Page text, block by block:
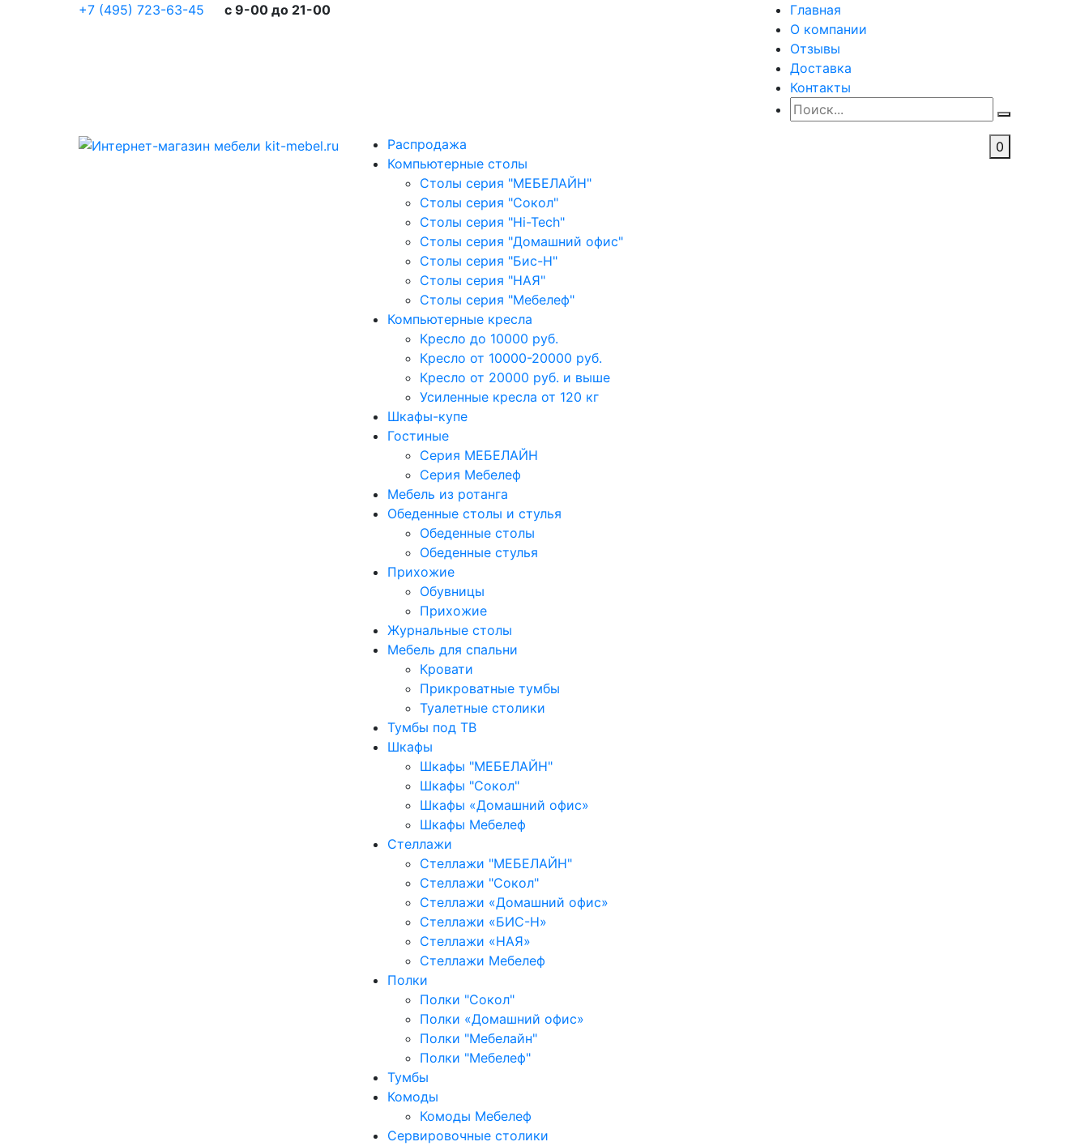
+7 (495) 723-63-45 c 9-00 до 21-00
Главная
О компании
Отзывы
Доставка
Контакты
Распродажа
Компьютерные столы
Столы серия "МЕБЕЛАЙН"
Столы серия "Сокол"
Столы серия "Hi-Tech"
Столы серия "Домашний офис"
Столы серия "Бис-Н"
Столы серия "НАЯ"
Столы серия "Мебелеф"
Компьютерные кресла
Кресло до 10000 руб.
Кресло от 10000-20000 руб.
Кресло от 20000 руб. и выше
Усиленные кресла от 120 кг
Шкафы-купе
Гостиные
Серия МЕБЕЛАЙН
Серия Мебелеф
Мебель из ротанга
Обеденные столы и стулья
Обеденные столы
Обеденные стулья
Прихожие
Обувницы
Прихожие
Журнальные столы
Мебель для спальни
Кровати
Прикроватные тумбы
Туалетные столики
Тумбы под ТВ
Шкафы
Шкафы "МЕБЕЛАЙН"
Шкафы "Сокол"
Шкафы «Домашний офис»
Шкафы Мебелеф
Стеллажи
Стеллажи "МЕБЕЛАЙН"
Стеллажи "Сокол"
Стеллажи «Домашний офис»
Стеллажи «БИС-Н»
Стеллажи «НАЯ»
Стеллажи Мебелеф
Полки
Полки "Сокол"
Полки «Домашний офис»
Полки "Мебелайн"
Полки "Мебелеф"
Тумбы
Комоды
Комоды Мебелеф
Сервировочные столики
0